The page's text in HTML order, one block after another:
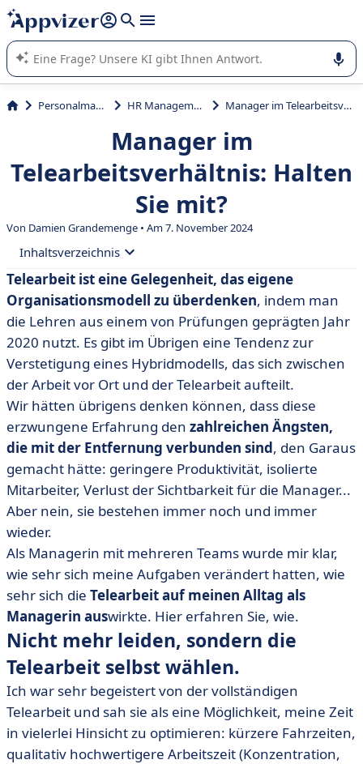
beantworten (mehrere Zeilen mit
Die KI von Appvizer führt Sie bei der Nutzung oder Auswahl
von SaaS-Software in Unternehmen.
Personalmanagement HR Management System Manager im Telearbeitsverhältnis: Halten Sie mit?
Manager im
Telearbeitsverhältnis: Halten
Sie mit?
Von Damien Grandemenge • Am 7. November 2024
Inhaltsverzeichnis
• Nicht mehr leiden, sondern die Telearbeit selbst
wählen.
• Ihre Manager auf operativer Ebene zu begleiten bleibt
notwendig.
• Telemanagement bedeutet auch, das Informelle zu
verwalten.
• Was mir hilft, besser zu telemanagen
Telearbeit ist eine Gelegenheit, das eigene
Organisationsmodell zu überdenken, indem man
die Lehren aus einem von Prüfungen geprägten Jahr
2020 nutzt. Es gibt im Übrigen eine Tendenz zur
Verstetigung eines Hybridmodells, das sich zwischen
der Arbeit vor Ort und der Telearbeit aufteilt.
Wir hätten übrigens denken können, dass diese
erzwungene Erfahrung den zahlreichen Ängsten,
die mit der Entfernung verbunden sind, den Garaus
gemacht hätte: geringere Produktivität, isolierte
Mitarbeiter, Verlust der Sichtbarkeit für die Manager...
Aber nein, sie bestehen immer noch und immer
wieder.
Als Managerin mit mehreren Teams wurde mir klar,
wie sehr sich meine Aufgaben verändert hatten, wie
sehr sich die Telearbeit auf meinen Alltag als
Managerin auswirkte. Hier erfahren Sie, wie.
Nicht mehr leiden, sondern die
Telearbeit selbst wählen.
Ich war sehr begeistert von der vollständigen
Telearbeit und sah sie als eine Möglichkeit, meine Zeit
in vielerlei Hinsicht zu optimieren: kürzere Fahrzeiten,
qualitativ hochwertigere Arbeitszeit (Konzentration,